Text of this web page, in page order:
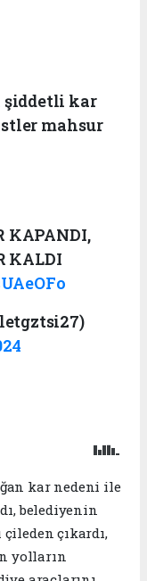
şiddetli kar
mahsur
KAPANDI,
KALDI
kar nedeni ile
belediyenin
çıkardı,
yolların